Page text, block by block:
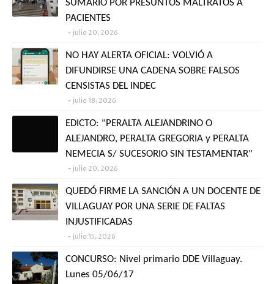
SUMARIO POR PRESUNTOS MALTRATOS A
PACIENTES
julio 20, 2026
NO HAY ALERTA OFICIAL: VOLVIÓ A
DIFUNDIRSE UNA CADENA SOBRE FALSOS
CENSISTAS DEL INDEC
julio 18, 2026
EDICTO: "PERALTA ALEJANDRINO O
ALEJANDRO, PERALTA GREGORIA y PERALTA
NEMECIA S/ SUCESORIO SIN TESTAMENTAR"
julio 20, 2026
QUEDÓ FIRME LA SANCIÓN A UN DOCENTE DE
VILLAGUAY POR UNA SERIE DE FALTAS
INJUSTIFICADAS
julio 15, 2026
CONCURSO: Nivel primario DDE Villaguay.
Lunes 05/06/17